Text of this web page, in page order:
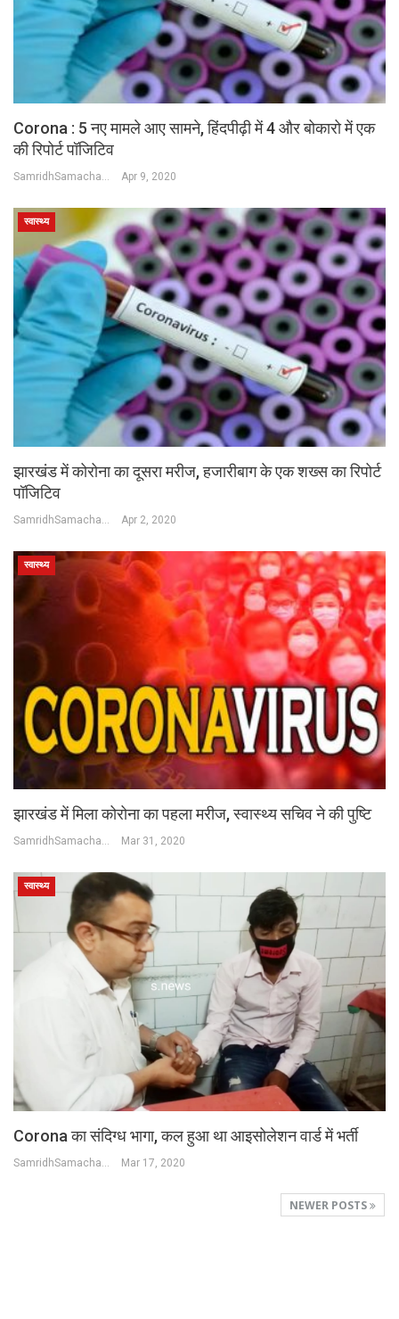
Corona : 5 नए मामले आए सामने, हिंदपीढ़ी में 4 और बोकारो में एक
की रिपोर्ट पॉजिटिव
SamridhSamachar Desk Apr 9, 2020
स्वास्थ्य
झारखंड में कोरोना का दूसरा मरीज, हजारीबाग के एक शख्स का रिपोर्ट
पॉजिटिव
Apr 2, 2020
स्वास्थ्य
झारखंड में मिला कोरोना का पहला मरीज, स्वास्थ्य सचिव ने की पुष्टि
SamridhSamachar Desk Mar 31, 2020
स्वास्थ्य
Corona का संदिग्ध भागा, कल हुआ था आइसोलेशन वार्ड में भर्ती
Mar 17, 2020
NEWER POSTS